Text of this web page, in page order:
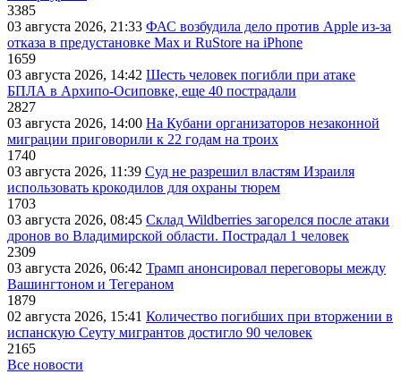
3385
03 августа 2026, 21:33 ФАС возбудила дело против Apple из-за
отказа в предустановке Max и RuStore на iPhone
1659
03 августа 2026, 14:42 Шесть человек погибли при атаке
БПЛА в Архипо-Осиповке, еще 40 пострадали
2827
03 августа 2026, 14:00 На Кубани организаторов незаконной
миграции приговорили к 22 годам на троих
1740
03 августа 2026, 11:39 Суд не разрешил властям Израиля
использовать крокодилов для охраны тюрем
1703
03 августа 2026, 08:45 Склад Wildberries загорелся после атаки
дронов во Владимирской области. Пострадал 1 человек
2309
03 августа 2026, 06:42 Трамп анонсировал переговоры между
Вашингтоном и Тегераном
1879
02 августа 2026, 15:41 Количество погибших при вторжении в
испанскую Сеуту мигрантов достигло 90 человек
2165
Все новости